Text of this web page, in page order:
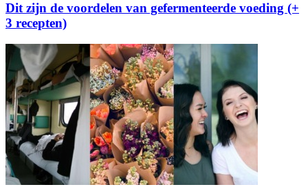
Dit zijn de voordelen van gefermenteerde voeding (+
3 recepten)